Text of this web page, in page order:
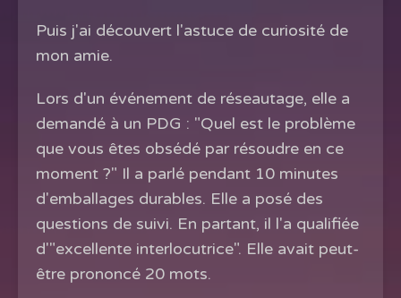
Puis j'ai découvert l'astuce de curiosité de
mon amie.
Lors d'un événement de réseautage, elle a
demandé à un PDG : "Quel est le problème
que vous êtes obsédé par résoudre en ce
moment ?" Il a parlé pendant 10 minutes
d'emballages durables. Elle a posé des
questions de suivi. En partant, il l'a qualifiée
d'"excellente interlocutrice". Elle avait peut-
être prononcé 20 mots.